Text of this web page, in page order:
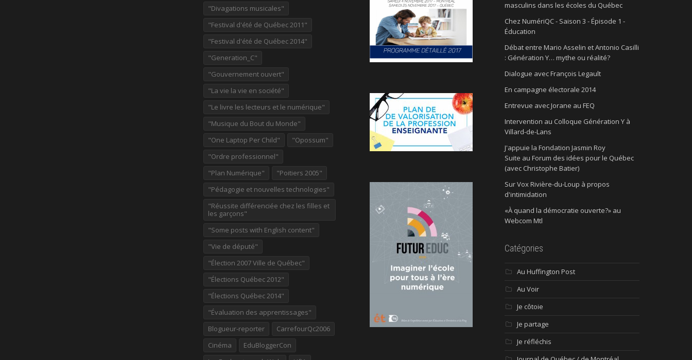
"Divagations musicales"
"Festival d'été de Québec 2011"
"Festival d'été de Québec 2014"
"Generation_C"
"Gouvernement ouvert"
"La vie la vie en société"
"Le livre les lecteurs et le numérique"
"Musique du Bout du Monde"
"One Laptop Per Child"
"Opossum"
"Ordre professionnel"
"Plan Numérique"
"Poitiers 2005"
"Pédagogie et nouvelles technologies"
"Réussite différenciée chez les filles et
les garçons"
"Some posts with English content"
"Vie de député"
"Élection 2007 Ville de Québec"
"Élections Québec 2012"
"Élections Québec 2014"
"Évaluation des apprentissages"
Blogueur-reporter
CarrefourQc2006
Cinéma
EduBloggerCon
masculins dans les écoles du Québec
Chez NumériQC - Saison 3 - Épisode 1 -
Éducation
Débat entre Mario Asselin et Antonio Casilli
: Génération Y… mythe ou réalité?
Dialogue avec François Legault
En campagne électorale 2014
Entrevue avec Jorane au FEQ
Intervention au Colloque Génération Y à
Villard-de-Lans
J'appuie la Fondation Jasmin Roy
Suite au Forum des idées pour le Québec
(avec Christophe Batier)
Sur Vox Rivière-du-Loup à propos
d'intimidation
«À quand la démocratie ouverte?» au
Webcom Mtl
Catégories
Au Huffington Post
Au Voir
Je côtoie
Je partage
Je réfléchis